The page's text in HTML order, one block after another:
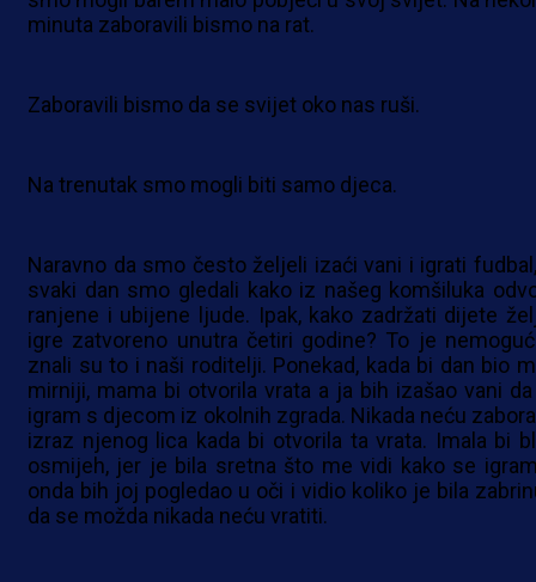
minuta zaboravili bismo na rat.
Zaboravili bismo da se svijet oko nas ruši.
Na trenutak smo mogli biti samo djeca.
Naravno da smo često željeli izaći vani i igrati
svaki dan smo gledali kako iz našeg komšiluka
ranjene i ubijene ljude. Ipak, kako zadržati dijete
igre zatvoreno unutra četiri godine? To je
znali su to i naši roditelji. Ponekad, kada bi dan bio
mirniji, mama bi otvorila vrata a ja bih izašao vani
igram s djecom iz okolnih zgrada. Nikada neću
izraz njenog lica kada bi otvorila ta vrata. Imala bi
osmijeh, jer je bila sretna što me vidi kako se
onda bih joj pogledao u oči i vidio koliko je bila
da se možda nikada neću vratiti.